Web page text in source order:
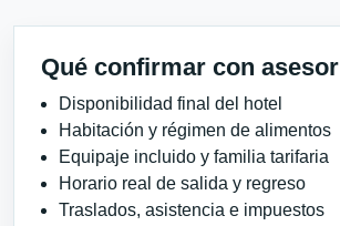
Qué confirmar con asesor
Disponibilidad final del hotel
Habitación y régimen de alimentos
Equipaje incluido y familia tarifaria
Horario real de salida y regreso
Traslados, asistencia e impuestos